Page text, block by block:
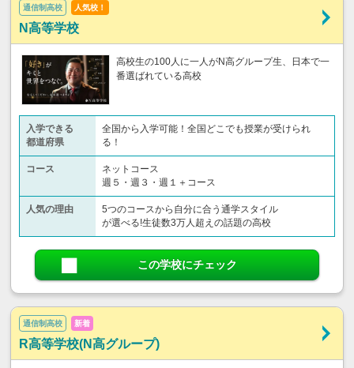
通信制高校 人気校！
N高等学校
高校生の100人に一人がN高グループ生、日本で一
番選ばれている高校
入学できる
都道府県
全国から入学可能！全国どこでも授業が受けられ
る！
コース
ネットコース
週５・週３・週１＋コース
人気の理由
5つのコースから自分に合う通学スタイル
が選べる!生徒数3万人超えの話題の高校
この学校にチェック
通信制高校 新着
R高等学校(N高グループ)